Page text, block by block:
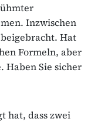
Inzwischen
Hat
Formeln, aber
Haben Sie sicher
hat, dass zwei